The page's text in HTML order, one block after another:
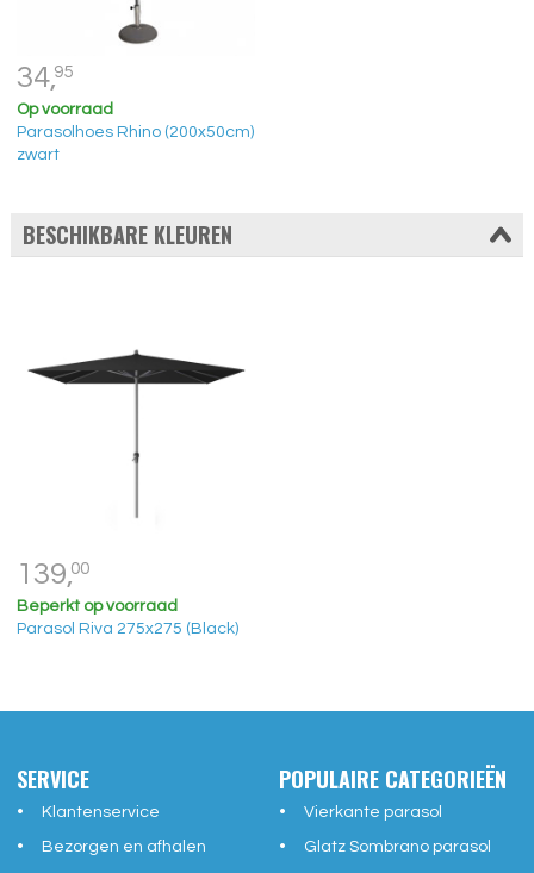
34,95
Op voorraad
Parasolhoes Rhino (200x50cm)
zwart
BESCHIKBARE KLEUREN
139,00
Beperkt op voorraad
Parasol Riva 275x275 (Black)
SERVICE
Klantenservice
Bezorgen en afhalen
POPULAIRE CATEGORIEËN
Vierkante parasol
Glatz Sombrano parasol